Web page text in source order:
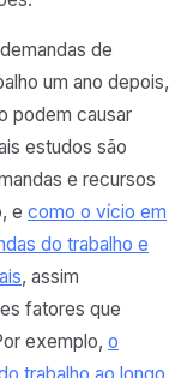
de
um ano depois,
podem causar
estudos são
e recursos
e como o vício em
do trabalho e
, assim
fatores que
exemplo, o